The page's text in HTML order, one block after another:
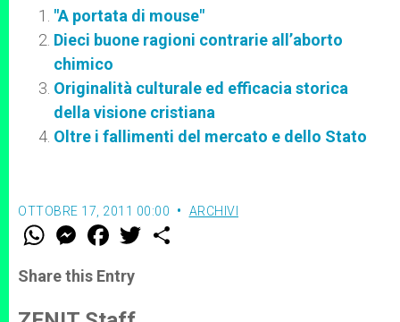
"A portata di mouse"
Dieci buone ragioni contrarie all’aborto
chimico
Originalità culturale ed efficacia storica
della visione cristiana
Oltre i fallimenti del mercato e dello Stato
OTTOBRE 17, 2011 00:00 ARCHIVI
W
t
s
p
M
e
s
e
g
F
a
e
b
o
w
Share this Entry